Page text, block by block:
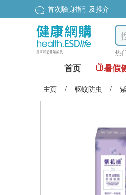
首次驗身指引及推介
热
首页 暑假
主页 / 驱蚊防虫 /